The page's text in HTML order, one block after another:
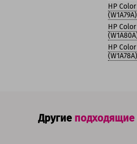
HP
(W1A79A)
HP
HP
(W1A78A)
Другие